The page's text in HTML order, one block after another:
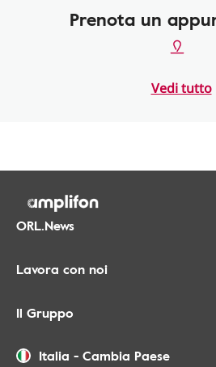
Prenota un
Vedi tutto
ORL.News
Lavora con noi
Il Gruppo
Italia - Cambia Paese